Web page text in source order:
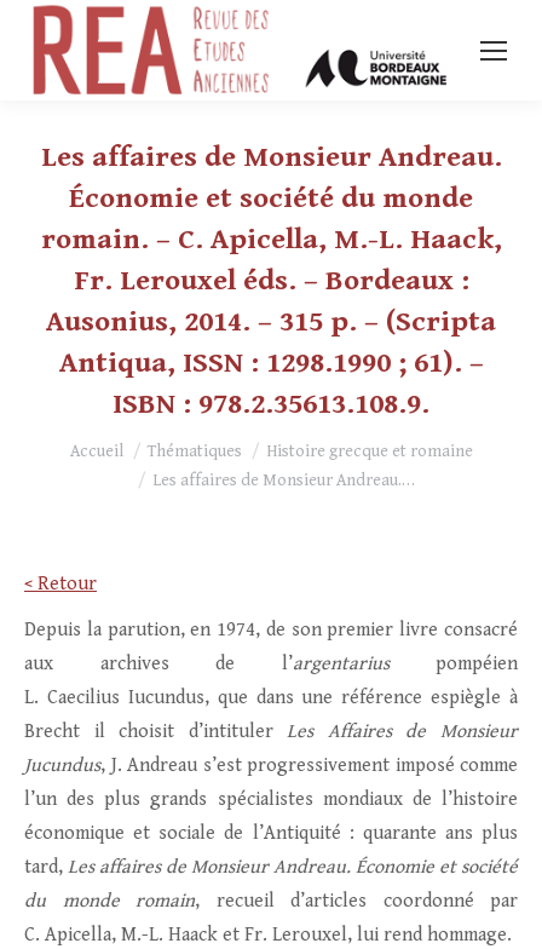
Les affaires de Monsieur Andreau.
Économie et société du monde
romain. – C. Apicella, M.-L. Haack,
Fr. Lerouxel éds. – Bordeaux :
Ausonius, 2014. – 315 p. – (Scripta
Antiqua, ISSN : 1298.1990 ; 61). –
ISBN : 978.2.35613.108.9.
Vous êtes ici :
Accueil Thématiques
Histoire grecque et romaine
Les affaires de Monsieur Andreau.…
< Retour
Depuis la parution, en 1974, de son premier livre consacré
aux archives de l’argentarius pompéien
L. Caecilius Iucundus, que dans une référence espiègle à
Brecht il choisit d’intitulerLes Affaires de Monsieur
Jucundus, J. Andreau s’est progressivement imposé comme
l’un des plus grands spécialistes mondiaux de l’histoire
économique et sociale de l’Antiquité : quarante ans plus
tard, Les affaires de Monsieur Andreau. Économie et société
du monde romain, recueil d’articles coordonné par
C. Apicella, M.-L. Haack et Fr. Lerouxel, lui rend hommage.